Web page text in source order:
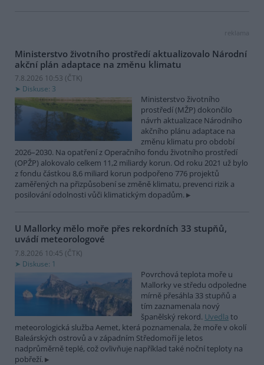
reklama
Ministerstvo životního prostředí aktualizovalo Národní
akční plán adaptace na změnu klimatu
7.8.2026 10:53 (ČTK)
Diskuse: 3
Ministerstvo životního
prostředí (MŽP) dokončilo
návrh aktualizace Národního
akčního plánu adaptace na
změnu klimatu pro období
2026–2030. Na opatření z Operačního fondu životního prostředí
(OPŽP) alokovalo celkem 11,2 miliardy korun. Od roku 2021 už bylo
z fondu částkou 8,6 miliard korun podpořeno 776 projektů
zaměřených na přizpůsobení se změně klimatu, prevenci rizik a
posilování odolnosti vůči klimatickým dopadům.
U Mallorky mělo moře přes rekordních 33 stupňů,
uvádí meteorologové
7.8.2026 10:45 (ČTK)
Diskuse: 1
Povrchová teplota moře u
Mallorky ve středu odpoledne
mírně přesáhla 33 stupňů a
tím zaznamenala nový
španělský rekord. Uvedla to
meteorologická služba Aemet, která poznamenala, že moře v okolí
Baleárských ostrovů a v západním Středomoří je letos
nadprůměrně teplé, což ovlivňuje například také noční teploty na
pobřeží.